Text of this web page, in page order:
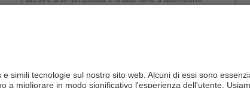
Vino con sud dell'Alto Adige